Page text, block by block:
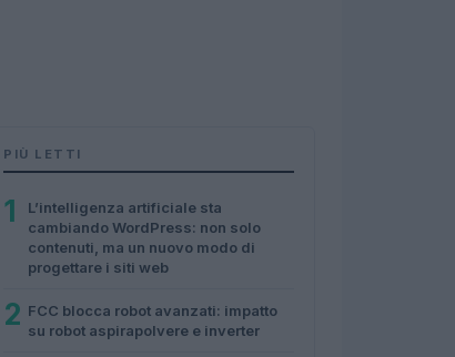
PIÙ LETTI
1
L’intelligenza artificiale sta
cambiando WordPress: non solo
contenuti, ma un nuovo modo di
progettare i siti web
2 FCC blocca robot avanzati: impatto
su robot aspirapolvere e inverter